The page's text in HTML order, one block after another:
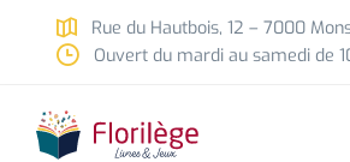
Skip to main content
Rue du Hautbois, 12 – 7000
Ouvert du mardi au samedi de